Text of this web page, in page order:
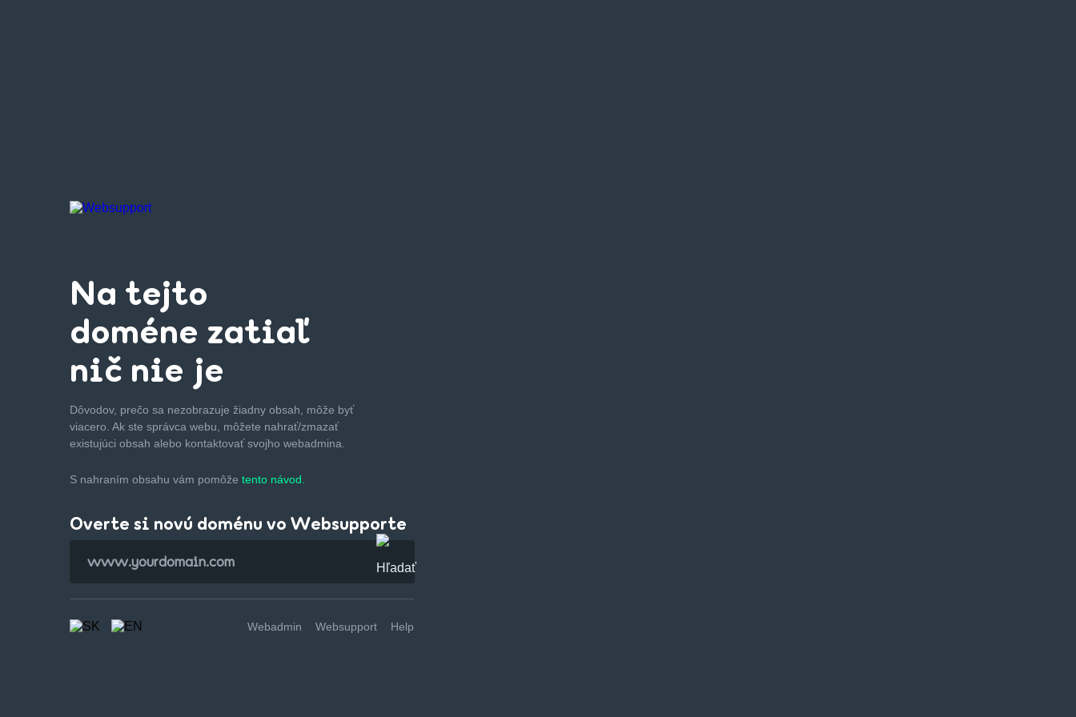
Na tejto
doméne zatiaľ
nič nie je
Dôvodov, prečo sa nezobrazuje žiadny obsah, môže byť
viacero. Ak ste správca webu, môžete nahrať/zmazať
existujúci obsah alebo kontaktovať svojho webadmina.
S nahraním obsahu vám pomôže tento návod.
Overte si novú doménu vo Websupporte
Webadmin Websupport Help